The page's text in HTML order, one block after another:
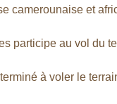
camerounaise et
participe au vol du
à voler le